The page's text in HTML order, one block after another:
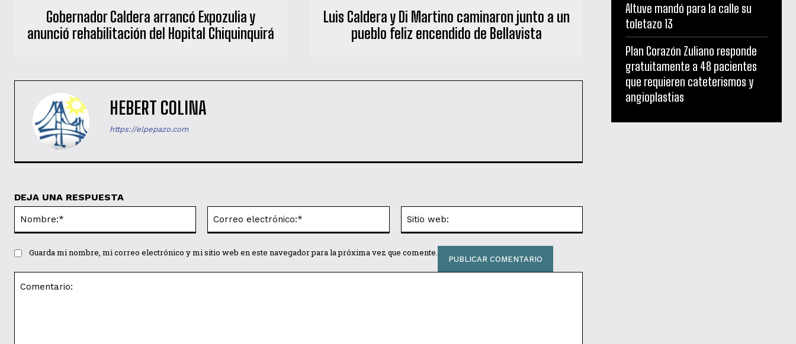
Gobernador Caldera arrancó Expozulia y
anunció rehabilitación del Hopital Chiquinquirá
Luis Caldera y Di Martino caminaron junto a un
pueblo feliz encendido de Bellavista
HEBERT COLINA
https://elpepazo.com
DEJA UNA RESPUESTA
electrónico:*
Guarda mi nombre, mi correo electrónico y mi sitio web en este navegador para la próxima vez que comente.
Altuve mandó para la calle su
toletazo 13
Plan Corazón Zuliano responde
gratuitamente a 48 pacientes
que requieren cateterismos y
angioplastias